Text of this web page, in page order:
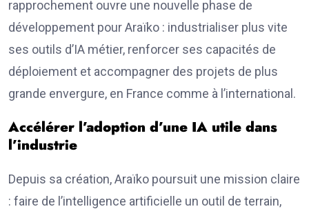
rapprochement ouvre une nouvelle phase de
développement pour Araïko : industrialiser plus vite
ses outils d’IA métier, renforcer ses capacités de
déploiement et accompagner des projets de plus
grande envergure, en France comme à l’international.
Accélérer l’adoption d’une IA utile dans
l’industrie
Depuis sa création, Araïko poursuit une mission claire
: faire de l’intelligence artificielle un outil de terrain,